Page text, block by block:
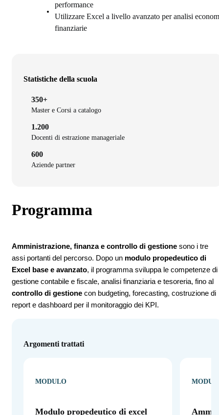
performance
Utilizzare Excel a livello avanzato per analisi
finanziarie
Statistiche della scuola
350+
Master e Corsi a catalogo
1.200
Docenti di estrazione manageriale
600
Aziende partner
Programma
Amministrazione, finanza e controllo di gestione sono i tre
assi portanti del percorso. Dopo un modulo propedeutico di
Excel base e avanzato, il programma sviluppa le competenze di
gestione contabile e fiscale, analisi finanziaria e tesoreria, fino al
controllo di gestione con budgeting, forecasting, costruzione di
report e dashboard per il monitoraggio dei KPI.
Argomenti trattati
MODULO
Modulo propedeutico di excel